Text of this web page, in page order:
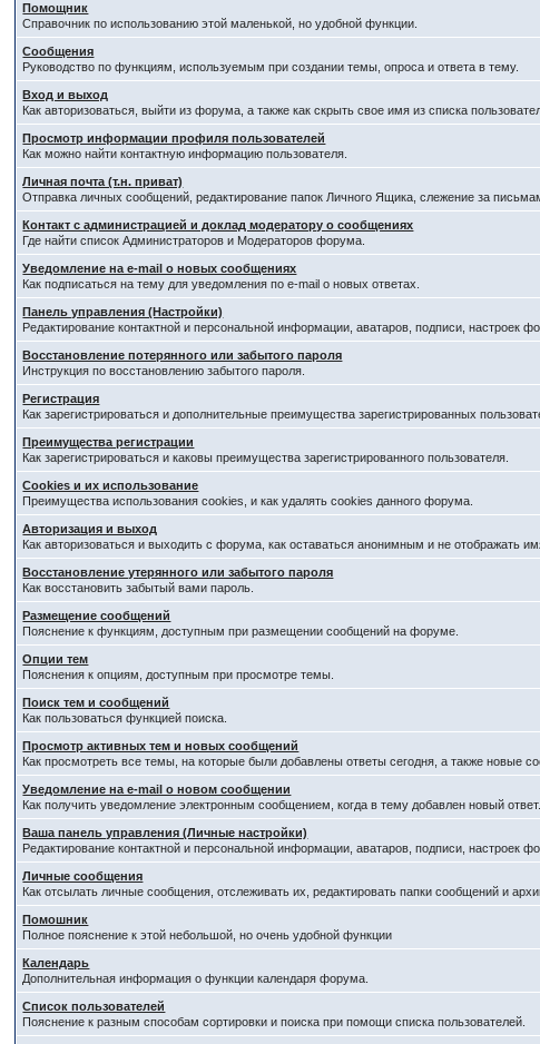
Помощник
Справочник по использованию этой маленькой, но удобной функции.
Сообщения
Руководство по функциям, используемым при создании темы, опроса и ответа в тему.
Вход и выход
Как авторизоваться, выйти из форума, а также как скрыть свое имя из списка
Просмотр информации профиля пользователей
Как можно найти контактную информацию пользователя.
Личная почта (т.н. приват)
Отправка личных сообщений, редактирование папок Личного Ящика, слежение за
Контакт с администрацией и доклад модератору о сообщениях
Где найти список Администраторов и Модераторов форума.
Уведомление на e-mail о новых сообщениях
Как подписаться на тему для уведомления по e-mail о новых ответах.
Панель управления (Настройки)
Редактирование контактной и персональной информации, аватаров, подписи, настроек
Восстановление потерянного или забытого пароля
Инструкция по восстановлению забытого пароля.
Регистрация
Как зарегистрироваться и дополнительные преимущества зарегистрированных
Преимущества регистрации
Как зарегистрироваться и каковы преимущества зарегистрированного пользователя.
Cookies и их использование
Преимущества использования cookies, и как удалять cookies данного форума.
Авторизация и выход
Как авторизоваться и выходить с форума, как оставаться анонимным и не отображать
Восстановление утерянного или забытого пароля
Как восстановить забытый вами пароль.
Размещение сообщений
Пояснение к функциям, доступным при размещении сообщений на форуме.
Опции тем
Пояснения к опциям, доступным при просмотре темы.
Поиск тем и сообщений
Как пользоваться функцией поиска.
Просмотр активных тем и новых сообщений
Как просмотреть все темы, на которые были добавлены ответы сегодня, а также новые
Уведомление на е-mail о новом сообщении
Как получить уведомление электронным сообщением, когда в тему добавлен новый ответ.
Ваша панель управления (Личные настройки)
Редактирование контактной и персональной информации, аватаров, подписи, настроек
Личные сообщения
Как отсылать личные сообщения, отслеживать их, редактировать папки сообщений и
Помошник
Полное пояснение к этой небольшой, но очень удобной функции
Календарь
Дополнительная информация о функции календаря форума.
Список пользователей
Пояснение к разным способам сортировки и поиска при помощи списка пользователей.